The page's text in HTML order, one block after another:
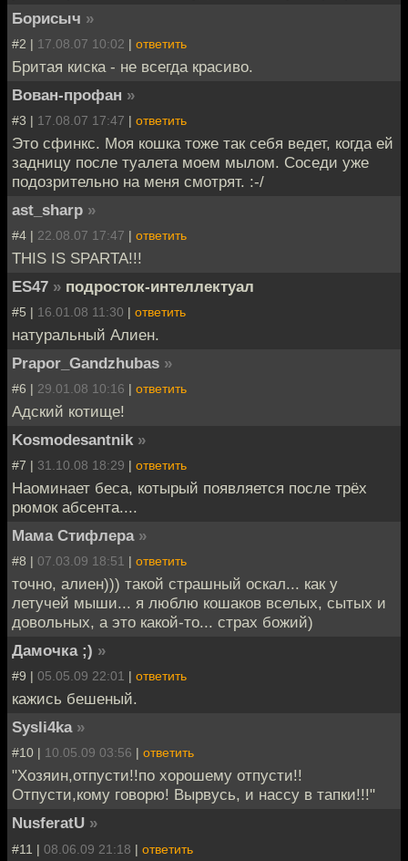
Борисыч »
#2 | 17.08.07 10:02 | ответить
Бритая киска - не всегда красиво.
Вован-профан »
#3 | 17.08.07 17:47 | ответить
Это сфинкс. Моя кошка тоже так себя ведет, когда ей
задницу после туалета моем мылом. Соседи уже
подозрительно на меня смотрят. :-/
ast_sharp »
#4 | 22.08.07 17:47 | ответить
THIS IS SPARTA!!!
ES47 » подросток-интеллектуал
#5 | 16.01.08 11:30 | ответить
натуральный Алиен.
Prapor_Gandzhubas »
#6 | 29.01.08 10:16 | ответить
Адский котище!
Kosmodesantnik »
#7 | 31.10.08 18:29 | ответить
Наоминает беса, котырый появляется после трёх
рюмок абсента....
Мама Стифлера »
#8 | 07.03.09 18:51 | ответить
точно, алиен))) такой страшный оскал... как у
летучей мыши... я люблю кошаков вселых, сытых и
довольных, а это какой-то... страх божий)
Дамочка ;) »
#9 | 05.05.09 22:01 | ответить
кажись бешеный.
Sysli4ka »
#10 | 10.05.09 03:56 | ответить
"Хозяин,отпусти!!по хорошему отпусти!!
Отпусти,кому говорю! Вырвусь, и нассу в тапки!!!"
NusferatU »
#11 | 08.06.09 21:18 | ответить